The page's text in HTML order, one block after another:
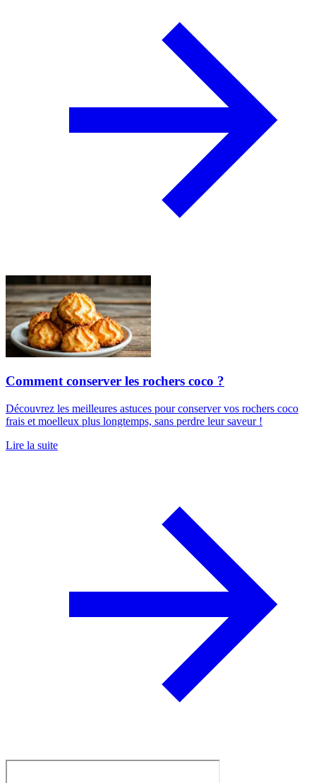
Comment conserver les rochers coco ?
Découvrez les meilleures astuces pour conserver vos rochers coco
frais et moelleux plus longtemps, sans perdre leur saveur !
Lire la suite